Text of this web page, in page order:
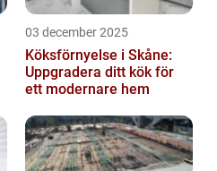
03 december 2025
Köksförnyelse i Skåne:
Uppgradera ditt kök för
ett modernare hem